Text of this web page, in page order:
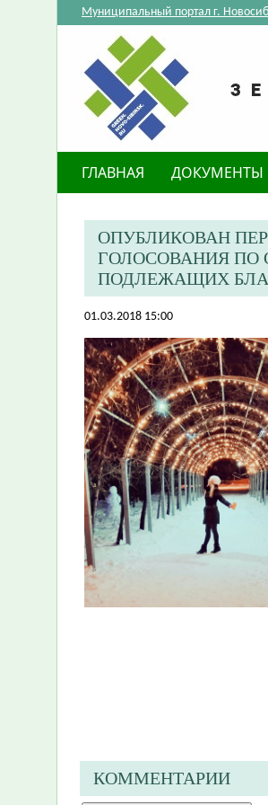
Муниципальный портал г.
ГЛАВНАЯ ДОКУМЕНТЫ
ОПУБЛИКОВАН
ГОЛОСОВАНИЯ ПО
ПОДЛЕЖАЩИХ
01.03.2018 15:00
КОММЕНТАРИИ